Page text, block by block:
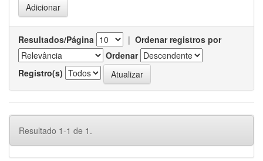
Resultados/Página | Ordenar registros por
Ordenar
Registro(s)
Resultado 1-1 de 1.